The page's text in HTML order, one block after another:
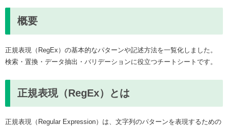
概要
正規表現（RegEx）の基本的なパターンや記述方法を一覧化しました。
検索・置換・データ抽出・バリデーションに役立つチートシートです。
正規表現（RegEx）とは
正規表現（Regular Expression）は、文字列のパターンを表現するための